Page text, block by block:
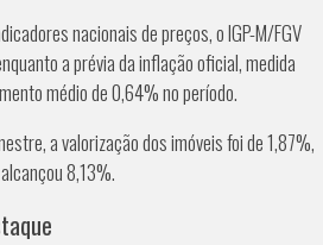
nacionais de preços, o IGP-M/FGV
a prévia da inflação oficial, medida
médio de 0,64% no período.
a valorização dos imóveis foi de 1,87%,
8,13%.